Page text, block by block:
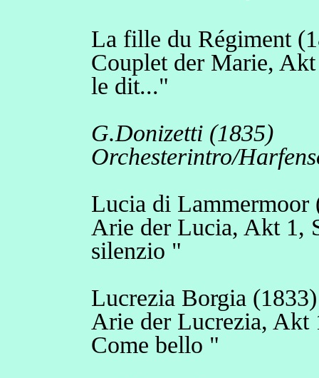
La fille du Régiment
Couplet der Marie,
le dit..."
G.Donizetti (1835)
Orchesterintro/
Lucia di Lammermoor
Arie der Lucia, Akt 1,
silenzio "
Lucrezia Borgia (1833)
Arie der Lucrezia,
Come bello "